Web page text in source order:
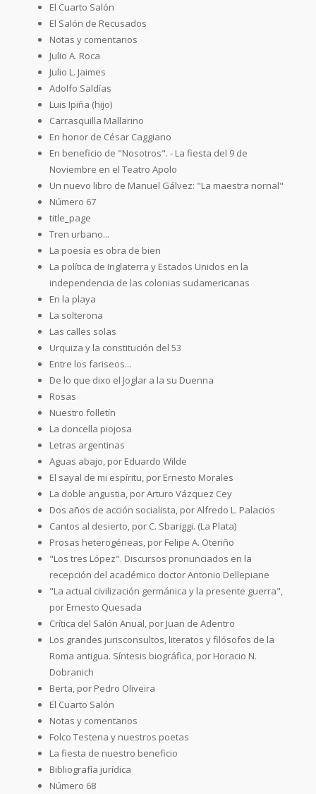
El Cuarto Salón
El Salón de Recusados
Notas y comentarios
Julio A. Roca
Julio L. Jaimes
Adolfo Saldías
Luis Ipiña (hijo)
Carrasquilla Mallarino
En honor de César Caggiano
En beneficio de "Nosotros". - La fiesta del 9 de
Noviembre en el Teatro Apolo
Un nuevo libro de Manuel Gálvez: "La maestra nornal"
Número 67
title_page
Tren urbano...
La poesía es obra de bien
La política de Inglaterra y Estados Unidos en la
independencia de las colonias sudamericanas
En la playa
La solterona
Las calles solas
Urquiza y la constitución del 53
Entre los fariseos...
De lo que dixo el Joglar a la su Duenna
Rosas
Nuestro folletín
La doncella piojosa
Letras argentinas
Aguas abajo, por Eduardo Wilde
El sayal de mi espíritu, por Ernesto Morales
La doble angustia, por Arturo Vázquez Cey
Dos años de acción socialista, por Alfredo L. Palacios
Cantos al desierto, por C. Sbariggi. (La Plata)
Prosas heterogéneas, por Felipe A. Oteriño
"Los tres López". Discursos pronunciados en la
recepción del académico doctor Antonio Dellepiane
"La actual civilización germánica y la presente guerra",
por Ernesto Quesada
Crítica del Salón Anual, por Juan de Adentro
Los grandes jurisconsultos, literatos y filósofos de la
Roma antigua. Síntesis biográfica, por Horacio N.
Dobranich
Berta, por Pedro Oliveira
El Cuarto Salón
Notas y comentarios
Folco Testena y nuestros poetas
La fiesta de nuestro beneficio
Bibliografía jurídica
Número 68